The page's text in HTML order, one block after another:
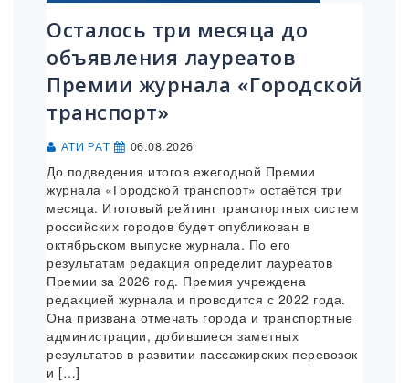
Осталось три месяца до
объявления лауреатов
Премии журнала «Городской
транспорт»
АТИ РАТ 06.08.2026
До подведения итогов ежегодной Премии
журнала «Городской транспорт» остаётся три
месяца. Итоговый рейтинг транспортных систем
российских городов будет опубликован в
октябрьском выпуске журнала. По его
результатам редакция определит лауреатов
Премии за 2026 год. Премия учреждена
редакцией журнала и проводится с 2022 года.
Она призвана отмечать города и транспортные
администрации, добившиеся заметных
результатов в развитии пассажирских перевозок
и […]